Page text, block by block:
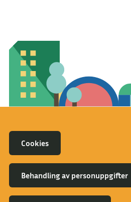
Cookies
Behandling av personuppgifter